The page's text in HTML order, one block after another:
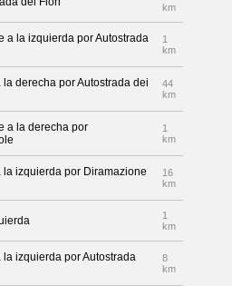
km
a la izquierda por Autostrada
1
km
derecha por Autostrada dei
44
km
a la derecha por
1
km
la izquierda por Diramazione
16
km
1
km
izquierda por Autostrada
8
km